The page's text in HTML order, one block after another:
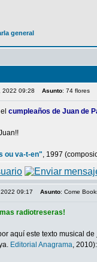
general
2022 09:28 Asunto: 74 flores
cumpleaños de Juan de
ou va-t-en", 1997
09:17 Asunto: Come
radiotreseras!
aquí este texto musical de
Editorial Anagrama, 2010):